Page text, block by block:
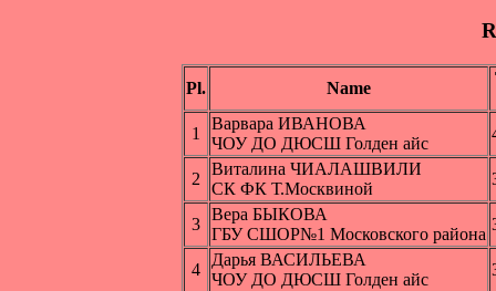
Pl. Name
1
Варвара ИВАНОВА
ЧОУ ДО ДЮСШ Голден айс
2
Виталина ЧИАЛАШВИЛИ
СК ФК Т.Москвиной
3
Вера БЫКОВА
ГБУ СШОР№1 Московского района
4
Дарья ВАСИЛЬЕВА
ЧОУ ДО ДЮСШ Голден айс